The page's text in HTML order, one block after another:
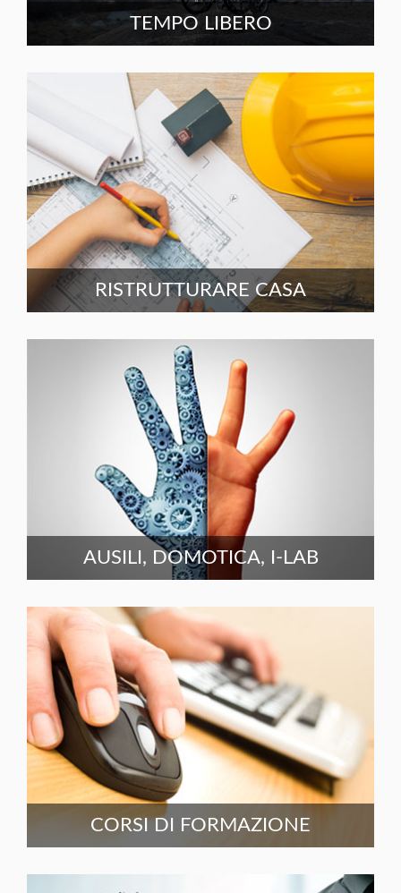
TEMPO LIBERO
RISTRUTTURARE CASA
AUSILI, DOMOTICA, I-LAB
CORSI DI FORMAZIONE